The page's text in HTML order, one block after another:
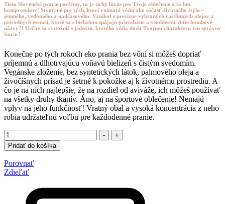
Tieto Slovenské pracie parfémy, to je tichý luxus pre Tvoje oblečenie a to bez
kompromisov! Stvorené pre tých, ktorí vnímajú vôňu ako súčasť životného štýlu –
jemného, vedomého a nadčasového. Vznikol z precízne vybraných rastlinných olejov a
prírodných esencií, ktoré sa s bielizňou spájajú prirodzene a s noblesou. A tie bombové
názvy?! Určite sa stotožníš s jedným, ktorého vôňa dodá Tvojmu charakteru ten správny
šmrnc!
Konečne po tých rokoch eko prania bez vôní si môžeš dopriať
príjemnú a dlhotrvajúcu voňavú bielizeň s čistým svedomím.
Vegánske zloženie, bez syntetických látok, palmového oleja a
živočíšnych prísad je šetrné k pokožke aj k životnému prostrediu. A
čo je na nich najlepšie, že na rozdiel od aviváže, ich môžeš používať
na všetky druhy tkanív. Áno, aj na športové oblečenie! Nemajú
vplyv na jeho funkčnosť! Vratný obal a vysoká koncentrácia z neho
robia udržateľnú voľbu pre každodenné pranie.
Množstvo
-
+
Pridať do košíka
Porovnať
Zdieľať